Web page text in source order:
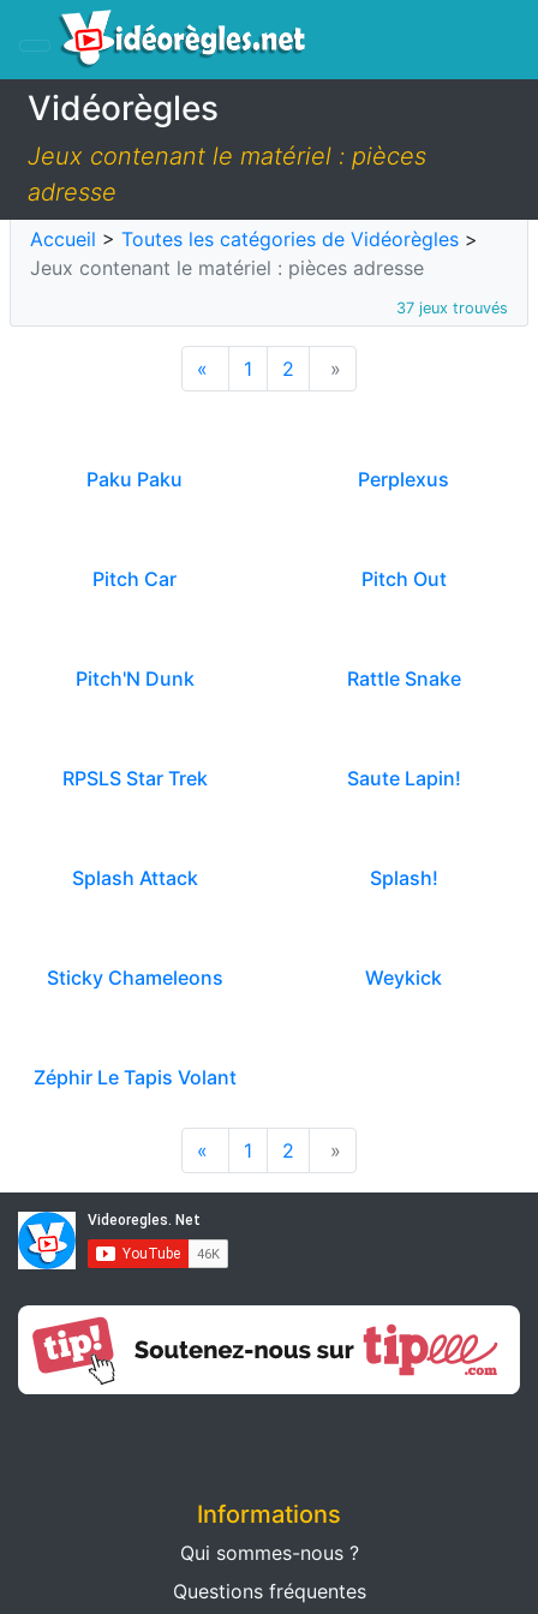
Vidéorègles
Jeux contenant le matériel : pièces
adresse
Accueil > Toutes les catégories de Vidéorègles >
Jeux contenant le matériel : pièces adresse
37 jeux trouvés
« 1 2 »
Paku Paku Perplexus
Pitch Car Pitch Out
Pitch'N Dunk Rattle Snake
RPSLS Star Trek Saute Lapin!
Splash Attack Splash!
Sticky Chameleons Weykick
Zéphir Le Tapis Volant
« 1 2 »
Informations
Qui sommes-nous ?
Questions fréquentes